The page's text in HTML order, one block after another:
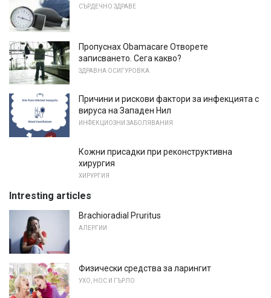
СЪРДЕЧНО ЗДРАВЕ
Пропуснах Obamacare Отворете
записването. Сега какво?
ЗДРАВНА ОСИГУРОВКА
Причини и рискови фактори за инфекцията с
вируса на Западен Нил
ИНФЕКЦИОЗНИ ЗАБОЛЯВАНИЯ
Кожни присадки при реконструктивна
хирургия
ХИРУРГИЯ
Intresting articles
Brachioradial Pruritus
АЛЕРГИИ
Физически средства за ларингит
УХО, НОС И ГЪРЛО